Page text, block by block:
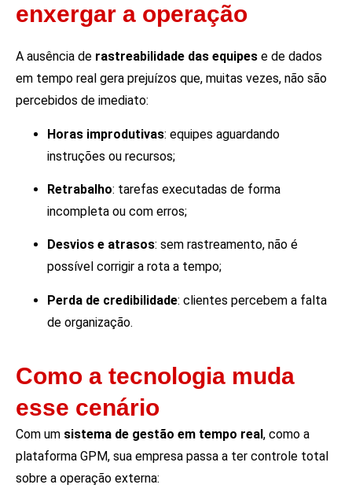
enxergar a operação
A ausência de rastreabilidade das equipes e de dados
em tempo real gera prejuízos que, muitas vezes, não são
percebidos de imediato:
Horas improdutivas: equipes aguardando
instruções ou recursos;
Retrabalho: tarefas executadas de forma
incompleta ou com erros;
Desvios e atrasos: sem rastreamento, não é
possível corrigir a rota a tempo;
Perda de credibilidade: clientes percebem a falta
de organização.
Como a tecnologia muda
esse cenário
Com um sistema de gestão em tempo real , como a
plataforma GPM, sua empresa passa a ter controle total
sobre a operação externa: